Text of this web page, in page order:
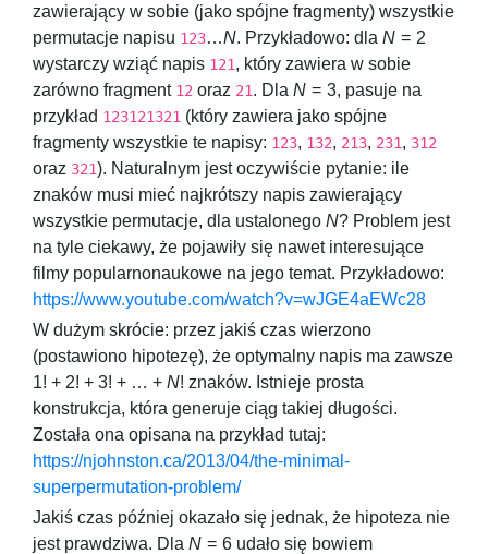
zawierający w sobie (jako spójne fragmenty) wszystkie
permutacje napisu 123…N. Przykładowo: dla N = 2
wystarczy wziąć napis 121, który zawiera w sobie
zarówno fragment 12 oraz 21. Dla N = 3, pasuje na
przykład 123121321 (który zawiera jako spójne
fragmenty wszystkie te napisy: 123, 132, 213, 231, 312
oraz 321). Naturalnym jest oczywiście pytanie: ile
znaków musi mieć najkrótszy napis zawierający
wszystkie permutacje, dla ustalonego N? Problem jest
na tyle ciekawy, że pojawiły się nawet interesujące
filmy popularnonaukowe na jego temat. Przykładowo:
https://www.youtube.com/watch?v=wJGE4aEWc28
W dużym skrócie: przez jakiś czas wierzono
(postawiono hipotezę), że optymalny napis ma zawsze
1! + 2! + 3! + … + N! znaków. Istnieje prosta
konstrukcja, która generuje ciąg takiej długości.
Została ona opisana na przykład tutaj:
https://njohnston.ca/2013/04/the-minimal-
superpermutation-problem/
Jakiś czas później okazało się jednak, że hipoteza nie
jest prawdziwa. Dla N = 6 udało się bowiem